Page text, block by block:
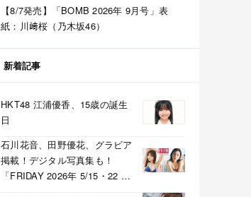
【8/7発売】「BOMB 2026年 9月号」表
紙：川﨑桜（乃木坂46）
新着記事
HKT48 江浦優香、15歳の誕生
日
石川花音、田野優花、グラビア
掲載！デジタル写真集も！
「FRIDAY 2026年 5/15・22 合